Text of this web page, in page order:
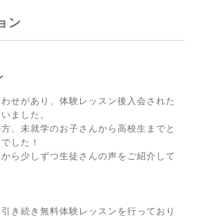
ン
せがあり、体験レッスン後入会された
ました。
、未就学のお子さんから高校生までと
した！
ら少しずつ生徒さんの声をご紹介して
き続き無料体験レッスンを行っており